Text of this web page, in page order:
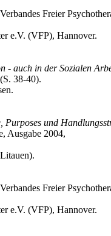
Freier
e.V. (VFP), Hannover.
- auch in der Sozialen
38-40).
Purposes und
Ausgabe 2004,
Freier
e.V. (VFP), Hannover.